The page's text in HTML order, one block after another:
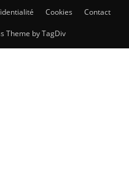
Cookies Contact
Theme by TagDiv